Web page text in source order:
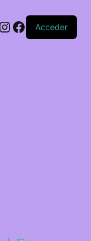
Instagram
Facebook
Acceder